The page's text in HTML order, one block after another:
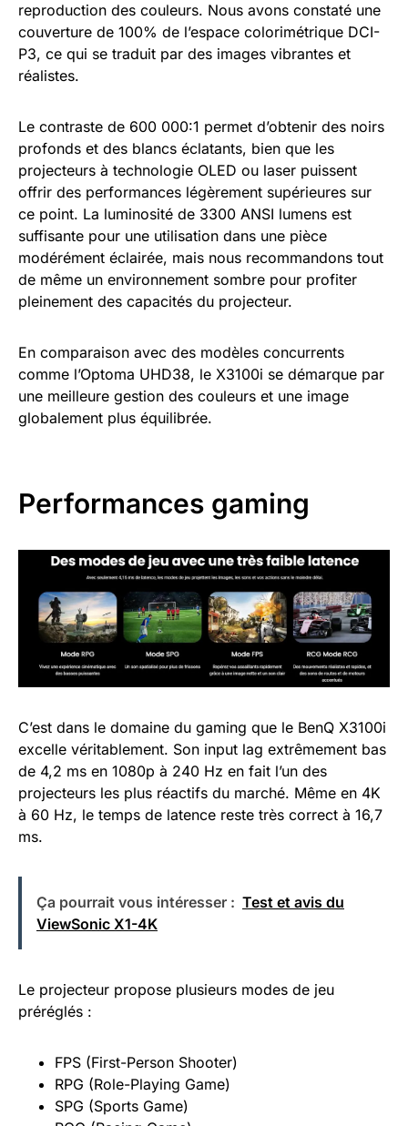
reproduction des couleurs. Nous avons constaté une
couverture de 100% de l’espace colorimétrique DCI-
P3, ce qui se traduit par des images vibrantes et
réalistes.
Le contraste de 600 000:1 permet d’obtenir des noirs
profonds et des blancs éclatants, bien que les
projecteurs à technologie OLED ou laser puissent
offrir des performances légèrement supérieures sur
ce point. La luminosité de 3300 ANSI lumens est
suffisante pour une utilisation dans une pièce
modérément éclairée, mais nous recommandons tout
de même un environnement sombre pour profiter
pleinement des capacités du projecteur.
En comparaison avec des modèles concurrents
comme l’Optoma UHD38, le X3100i se démarque par
une meilleure gestion des couleurs et une image
globalement plus équilibrée.
Performances gaming
C’est dans le domaine du gaming que le BenQ X3100i
excelle véritablement. Son input lag extrêmement bas
de 4,2 ms en 1080p à 240 Hz en fait l’un des
projecteurs les plus réactifs du marché. Même en 4K
à 60 Hz, le temps de latence reste très correct à 16,7
ms.
Ça pourrait vous intéresser : Test et avis du
ViewSonic X1-4K
Le projecteur propose plusieurs modes de jeu
préréglés :
FPS (First-Person Shooter)
RPG (Role-Playing Game)
SPG (Sports Game)